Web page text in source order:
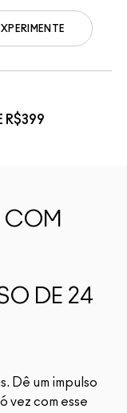
R$399
COM
DE 24
Dê um impulso
vez com esse